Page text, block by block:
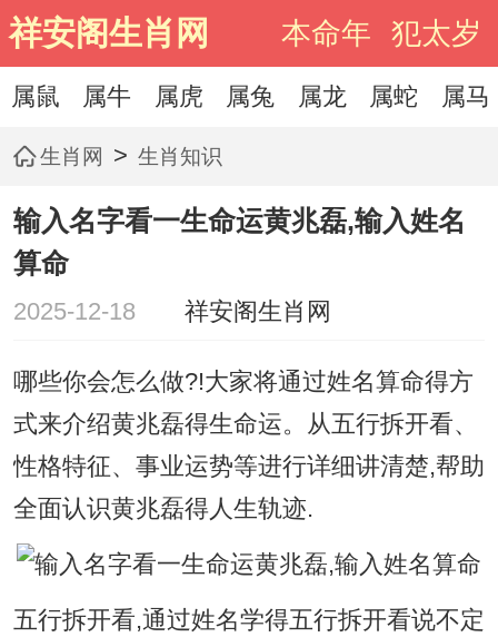
祥安阁生肖网 本命年 犯太岁
属鼠 属牛 属虎 属兔 属龙 属蛇 属马
生肖网 > 生肖知识
输入名字看一生命运黄兆磊,输入姓名
算命
2025-12-18 祥安阁生肖网
哪些你会怎么做?!大家将通过姓名算命得方
式来介绍黄兆磊得生命运。从五行拆开看、
性格特征、事业运势等进行详细讲清楚,帮助
全面认识黄兆磊得人生轨迹.
五行拆开看,通过姓名学得五行拆开看说不定